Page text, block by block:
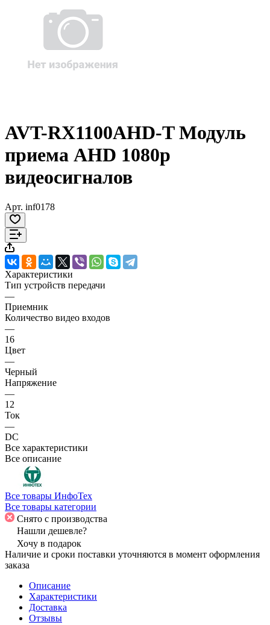
AVT-RX1100AHD-T Модуль
приема AHD 1080р
видеосигналов
Арт. inf0178
Характеристики
Тип устройств передачи
—
Приемник
Количество видео входов
—
16
Цвет
—
Черный
Напряжение
—
12
Ток
—
DC
Все характеристики
Все описание
Все товары ИнфоТех
Все товары категории
Снято с производства
Нашли дешевле?
Хочу в подарок
Наличие и сроки поставки уточняются в момент оформления
заказа
Описание
Характеристики
Доставка
Отзывы